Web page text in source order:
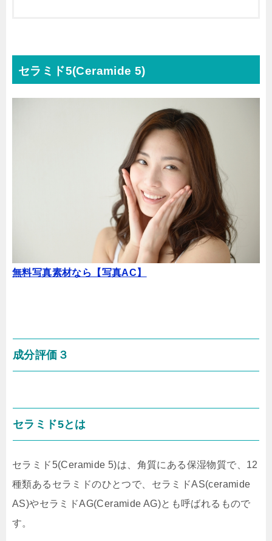
セラミド5(Ceramide 5)
無料写真素材なら【写真AC】
成分評価３
セラミド5とは
セラミド5(Ceramide 5)は、角質にある保湿物質で、12
種類あるセラミドのひとつで、セラミドAS(ceramide
AS)やセラミドAG(Ceramide AG)とも呼ばれるもので
す。